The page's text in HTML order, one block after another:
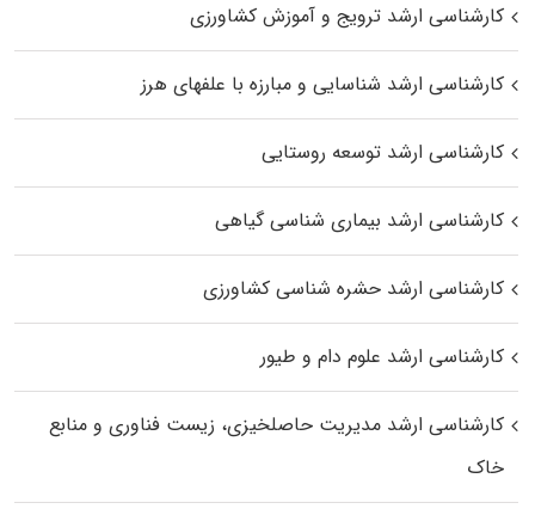
کارشناسی ارشد ترویج و آموزش کشاورزی
کارشناسی ارشد شناسایی و مبارزه با علفهای هرز
کارشناسی ارشد توسعه روستایی
کارشناسی ارشد بیماری‌ شناسی گیاهی
کارشناسی ارشد حشره‌ شناسی کشاورزی
کارشناسی ارشد علوم دام و طیور
کارشناسی ارشد مدیریت حاصلخیزی، زیست فناوری و منابع
خاک